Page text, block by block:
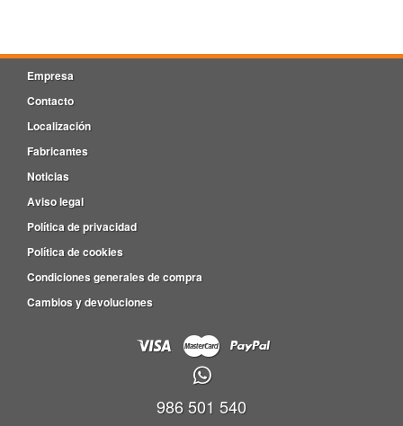
Empresa
Contacto
Localización
Fabricantes
Noticias
Aviso legal
Política de privacidad
Política de cookies
Condiciones generales de compra
Cambios y devoluciones
986 501 540